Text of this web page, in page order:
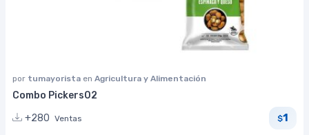
por tumayorista en Agricultura y Alimentación
Combo Pickers02
+280 Ventas $1